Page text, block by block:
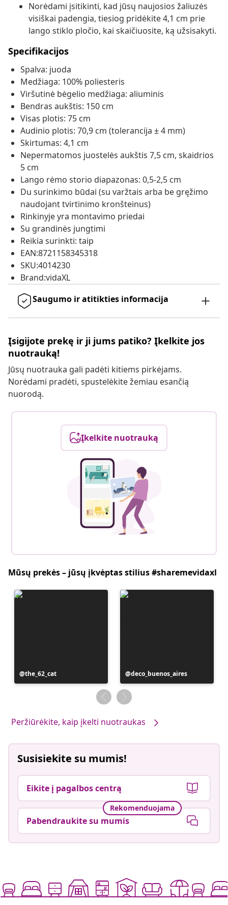
Norėdami įsitikinti, kad jūsų naujosios žaliuzės
visiškai padengia, tiesiog pridėkite 4,1 cm prie
lango stiklo pločio, kai skaičiuosite, ką užsisakyti.
Specifikacijos
Spalva: juoda
Medžiaga: 100% poliesteris
Viršutinė bėgelio medžiaga: aliuminis
Bendras aukštis: 150 cm
Visas plotis: 75 cm
Audinio plotis: 70,9 cm (tolerancija ± 4 mm)
Skirtumas: 4,1 cm
Nepermatomos juostelės aukštis 7,5 cm, skaidrios
5 cm
Lango rėmo storio diapazonas: 0,5-2,5 cm
Du surinkimo būdai (su varžtais arba be gręžimo
naudojant tvirtinimo kronšteinus)
Rinkinyje yra montavimo priedai
Su grandinės jungtimi
Reikia surinkti: taip
EAN:8721158345318
SKU:4014230
Brand:vidaXL
Saugumo ir atitikties informacija
Įsigijote prekę ir ji jums patiko? Įkelkite jos
nuotrauką!
Jūsų nuotrauka gali padėti kitiems pirkėjams.
Norėdami pradėti, spustelėkite žemiau esančią
nuorodą.
Įkelkite nuotrauką
Mūsų prekės – jūsų įkvėptas stilius #sharemevidaxl
Įrašą
paskelbė
the_62_cat
Įrašą
paskelbė
deco_buenos_aires
Peržiūrėkite, kaip įkelti nuotraukas
Susisiekite su mumis!
Eikite į pagalbos centrą
Rekomenduojama
Pabendraukite su mumis